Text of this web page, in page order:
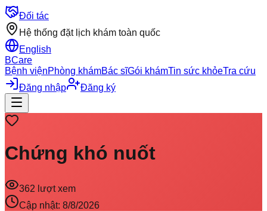
Đối tác
Hệ thống đặt lịch khám toàn quốc
English
BCare
Bệnh việnPhòng khámBác sĩGói khámTin sức khỏeTra cứu
Đăng nhập
Đăng ký
Chứng khó nuốt
362 lượt xem
Cập nhật: 8/8/2026